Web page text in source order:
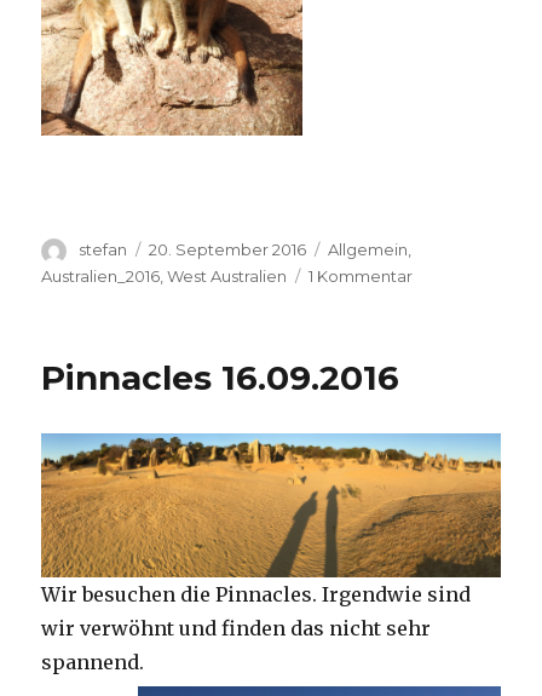
Autor
stefan
Veröffentlicht
am
20. September 2016 Kategorien
Allgemein,
Australien_2016 ,West Australien 1 Kommentarzu
Pinnacles 16.09.2016
Wir besuchen die Pinnacles. Irgendwie sind
wir verwöhnt und finden das nicht sehr
spannend.